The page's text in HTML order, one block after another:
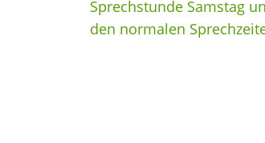
Sprechstunde Samstag
den normalen